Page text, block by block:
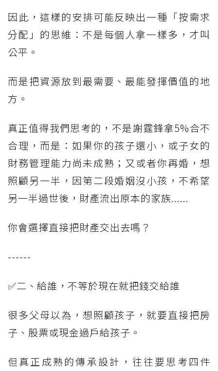
因此，這樣的安排可能反映出一種「按需求
分配」的思維：不是每個人拿一樣多，才叫
公平。
而是把資源放到最需要、最能發揮價值的地
方。
真正值得我們思考的，不是謝霆鋒拿5%合不
合理，而是：如果你的孩子還小，或子女的
財務管理能力尚未成熟；又或者你再婚，想
照顧另一半，因第二段婚姻沒小孩，不希望
另一半過世後，財產流出原本的家族......
你會選擇直接把財產交出去嗎？
------
✅二、給誰，不等於現在就把錢交給誰
很多父母以為，想照顧孩子，就要直接把房
子、股票或現金過戶給孩子。
但真正成熟的傳承設計，往往要思考四件